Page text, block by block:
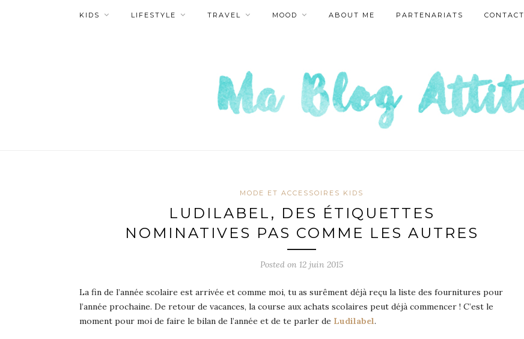
KIDS LIFESTYLE TRAVEL MOOD ABOUT ME PARTENARIATS CONTACT
MODE ET ACCESSOIRES KIDS
LUDILABEL, DES ÉTIQUETTES
NOMINATIVES PAS COMME LES AUTRES
Posted on 12 juin 2015
La fin de l’année scolaire est arrivée et comme moi, tu as surêment déjà reçu la liste des fournitures pour
l’année prochaine. De retour de vacances, la course aux achats scolaires peut déjà commencer ! C’est le
moment pour moi de faire le bilan de l’année et de te parler de Ludilabel.